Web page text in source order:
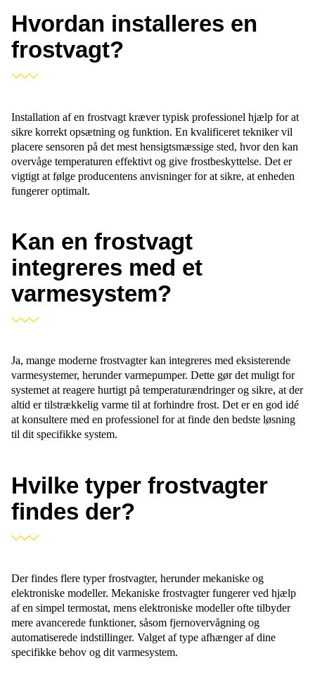
Hvordan installeres en
frostvagt?
Installation af en frostvagt kræver typisk professionel hjælp for at
sikre korrekt opsætning og funktion. En kvalificeret tekniker vil
placere sensoren på det mest hensigtsmæssige sted, hvor den kan
overvåge temperaturen effektivt og give frostbeskyttelse. Det er
vigtigt at følge producentens anvisninger for at sikre, at enheden
fungerer optimalt.
Kan en frostvagt
integreres med et
varmesystem?
Ja, mange moderne frostvagter kan integreres med eksisterende
varmesystemer, herunder varmepumper. Dette gør det muligt for
systemet at reagere hurtigt på temperaturændringer og sikre, at der
altid er tilstrækkelig varme til at forhindre frost. Det er en god idé
at konsultere med en professionel for at finde den bedste løsning
til dit specifikke system.
Hvilke typer frostvagter
findes der?
Der findes flere typer frostvagter, herunder mekaniske og
elektroniske modeller. Mekaniske frostvagter fungerer ved hjælp
af en simpel termostat, mens elektroniske modeller ofte tilbyder
mere avancerede funktioner, såsom fjernovervågning og
automatiserede indstillinger. Valget af type afhænger af dine
specifikke behov og dit varmesystem.